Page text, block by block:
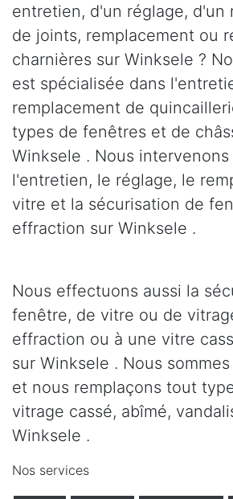
entretien, d'un réglage, d'un
de joints, remplacement ou
charnières sur Winksele ?
est spécialisée dans
remplacement de
types de fenêtres et de
Winksele . Nous
l'entretien, le réglage, le
vitre et la sécurisation de
effraction sur Winksele .
Nous effectuons aussi la
fenêtre, de vitre ou de
effraction ou à une vitre
sur Winksele . Nous
et nous remplaçons tout
vitrage cassé, abîmé,
Winksele .
Nos services